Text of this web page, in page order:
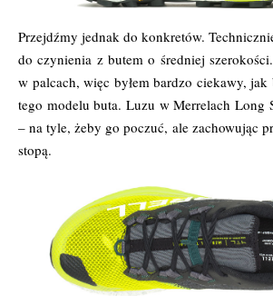
Przejdźmy jednak do konkretów.
do czynienia z butem o średniej
w palcach, więc byłem bardzo ciekawy,
tego modelu buta. Luzu w Merrelach Long
– na tyle, żeby go poczuć, ale zachowując
stopą.